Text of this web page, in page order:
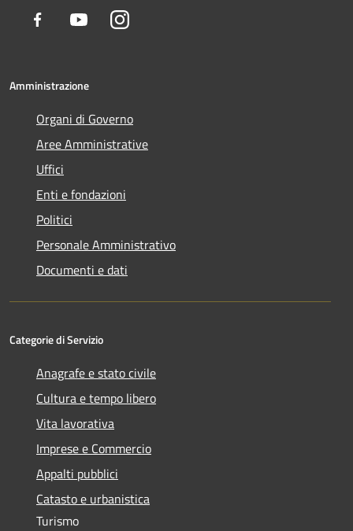
Facebook YoutubeInstagram
Amministrazione
Organi di Governo
Aree Amministrative
Uffici
Enti e fondazioni
Politici
Personale Amministrativo
Documenti e dati
Categorie di Servizio
Anagrafe e stato civile
Cultura e tempo libero
Vita lavorativa
Imprese e Commercio
Appalti pubblici
Catasto e urbanistica
Turismo